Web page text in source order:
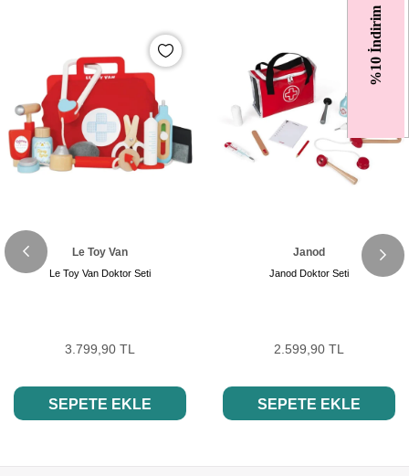
%10 İndirim
Le Toy Van
Le Toy Van Doktor Seti
3.799,90 TL
SEPETE EKLE
Janod
Janod Doktor Seti
2.599,90 TL
SEPETE EKLE